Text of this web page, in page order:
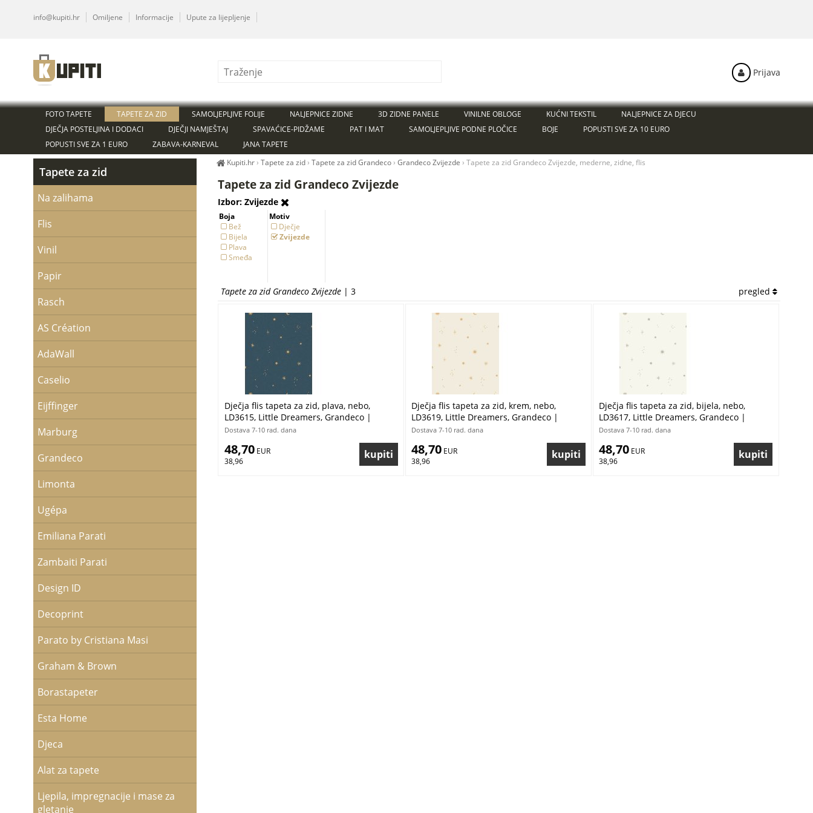
Tapete za zid Grandeco Zvijezde
Izbor: Zvijezde
Boja
Bež
Bijela
Plava
Smeđa
Motiv
Dječje
Zvijezde
Tapete za zid Grandeco Zvijezde | 3 pregled
Dječja flis tapeta za zid, plava, nebo,
LD3615, Little Dreamers, Grandeco |
Ljepilo besplatno
Dostava 7-10 rad. dana
48,70 EUR
38,96
Dječja flis tapeta za zid, krem, nebo,
LD3619, Little Dreamers, Grandeco |
Ljepilo besplatno
Dostava 7-10 rad. dana
48,70 EUR
38,96
Dječja flis tapeta za zid, bijela, nebo,
LD3617, Little Dreamers, Grandeco |
Ljepilo besplatno
Dostava 7-10 rad. dana
48,70 EUR
38,96
Tapete za zid
Na zalihama
Flis
Vinil
Papir
Rasch
AS Création
AdaWall
Caselio
Eijffinger
Marburg
Grandeco
Limonta
Ugépa
Emiliana Parati
Zambaiti Parati
Design ID
Decoprint
Parato by Cristiana Masi
Graham & Brown
Borastapeter
Esta Home
Djeca
Alat za tapete
Ljepila, impregnacije i mase za
gletanje
FOTO TAPETE TAPETE ZA ZID SAMOLJEPLJIVE FOLIJE NALJEPNICE ZIDNE 3D ZIDNE PANELE VINILNE OBLOGE KUĆNI TEKSTIL
NALJEPNICE ZA DJECU
DJEČJA POSTELJINA I DODACI
DJEČJI NAMJEŠTAJ SPAVAĆICE-PIDŽAME PAT I MAT SAMOLJEPLJIVE PODNE PLOČICE BOJE
POPUSTI SVE ZA 10 EURO
POPUSTI SVE ZA 1 EURO
ZABAVA-KARNEVAL JANA TAPETE
Kupiti.hr›Tapete za zid ›Tapete za zid Grandeco ›Grandeco Zvijezde ›Tapete za zid Grandeco Zvijezde, mederne, zidne, flis
info@kupiti.hr Omiljene Informacije Upute za lijepljenje
Prijava